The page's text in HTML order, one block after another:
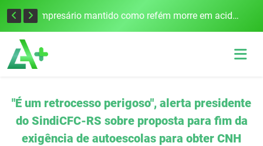
Edital para construção de ponte entre Itapiranga e Barra do Guarita deve ser lançado no segundo semestre Empresário mantido como refém morre em acidente após assalto em Cerro Largo
"É um retrocesso perigoso", alerta presidente
do SindiCFC-RS sobre proposta para fim da
exigência de autoescolas para obter CNH